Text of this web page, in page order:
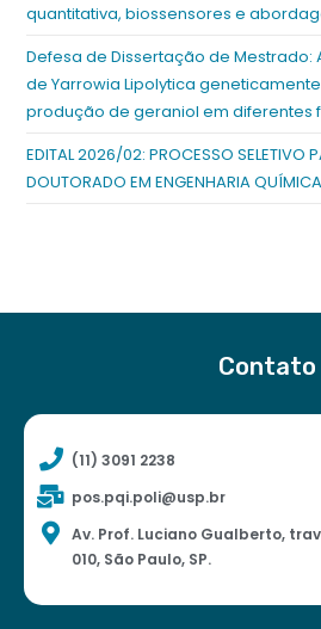
quantitativa, biossensores e
Defesa de Dissertação de
de Yarrowia Lipolytica
produção de geraniol em diferentes
EDITAL 2026/02: PROCESSO SELETIVO
DOUTORADO EM ENGENHARIA
Contato
(11) 3091 2238
pos.pqi.poli@usp.br
Av. Prof. Luciano Gualberto,
010, São Paulo, SP.